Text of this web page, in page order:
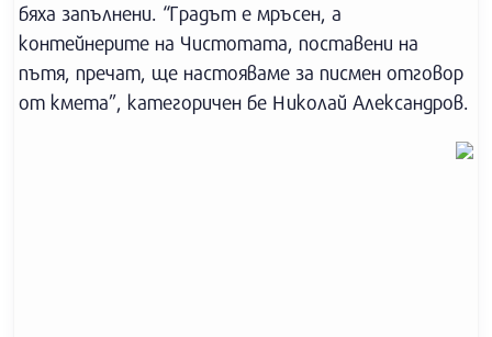
бяха запълнени. “Градът е мръсен, а
контейнерите на Чистотата, поставени на
пътя, пречат, ще настояваме за писмен отговор
от кмета”, категоричен бе Николай Александров.